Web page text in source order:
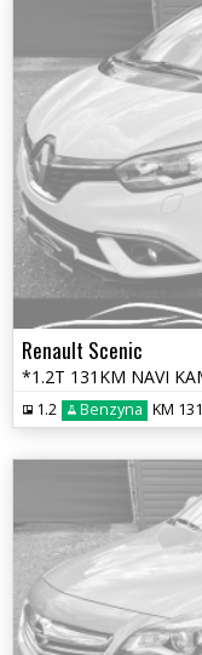
Renault Scenic
1.2 Benzyna KM 131